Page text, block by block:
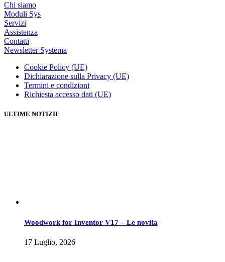
Chi siamo
Moduli Sys
Servizi
Assistenza
Contatti
Newsletter Systema
Cookie Policy (UE)
Dichiarazione sulla Privacy (UE)
Termini e condizioni
Richiesta accesso dati (UE)
ULTIME NOTIZIE
Woodwork for Inventor V17 – Le novità
17 Luglio, 2026